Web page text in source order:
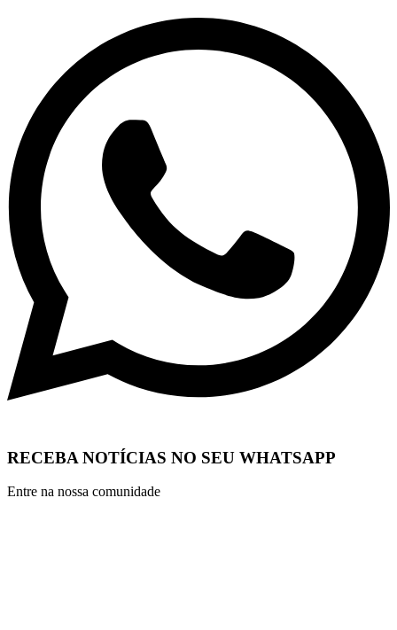
RECEBA NOTÍCIAS NO SEU WHATSAPP
Entre na nossa comunidade